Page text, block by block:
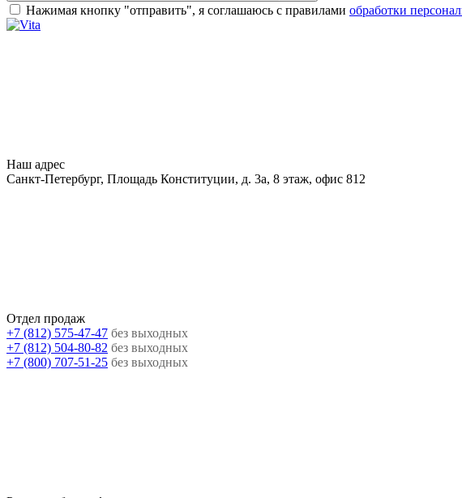
Нажимая кнопку "отправить", я соглашаюсь с правилами обработки
Наш адрес
Санкт-Петербург, Площадь Конституции, д. 3а, 8 этаж, офис 812
Отдел продаж
+7 (812) 575-47-47 без выходных
+7 (812) 504-80-82 без выходных
+7 (800) 707-51-25 без выходных